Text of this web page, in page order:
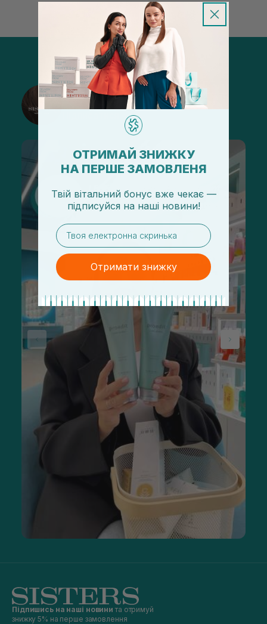
@sisters_stelmakh в Instagram
Підпишись на наші новини та отримуй
знижку 5% на перше замовлення
ОТРИМАЙ ЗНИЖКУ
НА ПЕРШЕ ЗАМОВЛЕНЯ
Твій вітальний бонус вже чекає —
підписуйся на наші новини!
email
Отримати знижку